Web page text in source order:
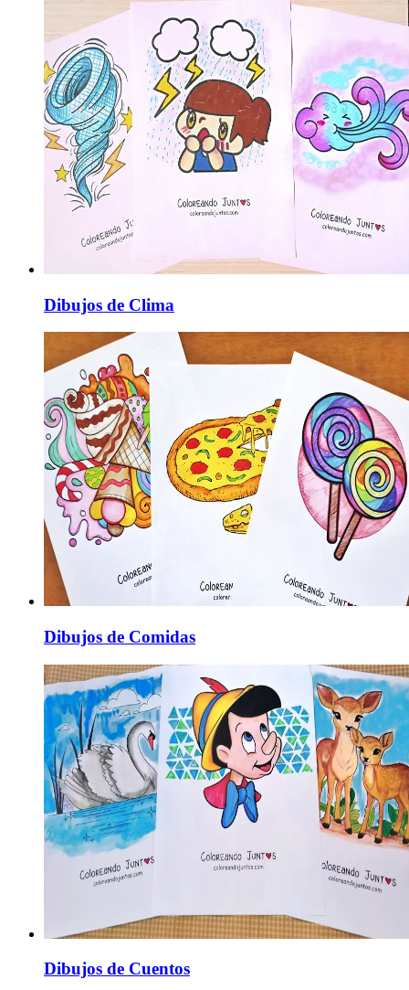
Dibujos de Clima
Dibujos de Comidas
Dibujos de Cuentos